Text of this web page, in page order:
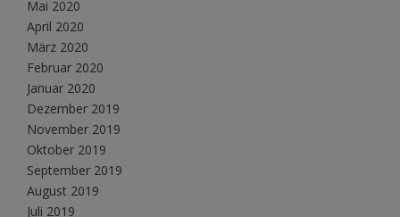
Mai 2020
April 2020
März 2020
Februar 2020
Januar 2020
Dezember 2019
November 2019
Oktober 2019
September 2019
August 2019
Juli 2019